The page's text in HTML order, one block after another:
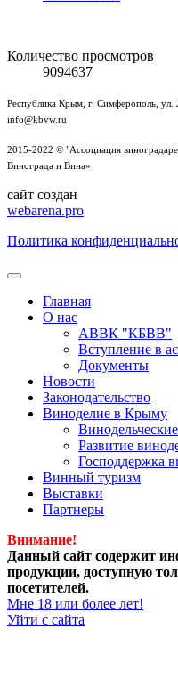
Количество просмотров
9094637
Республика Крым, г. Симферополь, ул.
info@kbvw.ru
2015-2022 © "Ассоциация
Винограда и Вина»
сайт создан
webarena.pro
Политика
Главная
О нас
АВВК "КБВВ"
Вступление в
Документы
Новости
Законодательство
Виноделие в Крыму
Развитие
Господдержка
Винный туризм
Выставки
Партнеры
Внимание!
Данный сайт содержит
продукции, доступную
посетителей.
Мне 18 или более лет!
Уйти с сайта